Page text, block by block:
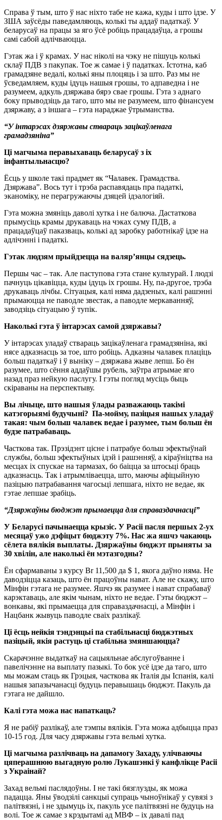
Справа ў тым, што ў нас ніхто табе не кажа, куды і што ідзе. У
ЗША заўсёды паведамляюць, колькі ты аддаў падаткаў. У
беларусаў на працы за яго ўсё робіць працадаўца, а грошы
самі сабой адлічваюцца.
Гэтак жа і ў крамах. У нас ніколі на чэку не пішуць колькі
склаў ПДВ з пакупак. Тое ж самае і ў падатках. Істотна, каб
грамадзяне ведалі, колькі яны плоцяць і за што. Раз мы не
ўсведамляем, куды ідуць нашыя грошы, то адпаведна і не
разумеем, адкуль дзяржава бярэ свае грошы. Гэта з аднаго
боку прыводзіць да таго, што мы не разумеем, што фінансуем
дзяржаву, а з іншага – гэта нараджае ўтрыманства.
“У інтарэсах дзяржавы ствараць зацікаўленага
грамадзяніна”
Ці магчыма перавыхаваць беларусаў з іх
інфантыльнасцю?
Ёсць у школе такі прадмет як “Чалавек. Грамадства.
Дзяржава”. Вось тут і трэба распавядаць пра падаткі,
эканоміку, не перагружаючы дзяцей ідэалогіяй.
Гэта можна змяніць даволі хутка і не балюча. Дастаткова
прымусіць крамы друкаваць на чэках суму ПДВ, а
працадаўцаў паказваць, колькі ад заробку работнікаў ідзе на
адлічэнні і падаткі.
Гэтак людзям прыйдзецца на валяр’янцы сядзець.
Першы час – так. Але паступова гэта стане культурай. І людзі
пачнуць цікавіцца, куды ідуць іх грошы. Ну, па-другое, трэба
друкаваць лічбы. Сітуацыя, калі няма дадзеных, калі рашэнні
прымаюцца не паводле звестак, а паводле меркаванняў,
заводзіць сітуацыю ў тупік.
Наколькі гэта ў інтарэсах самой дзяржавы?
У інтарэсах уладаў ствараць зацікаўленага грамадзяніна, які
нясе адказнасць за тое, што робіць. Адказны чалавек плаціць
больш падаткаў і ў выніку – дзяржава жыве лепш. Бо ён
разумее, што сёння аддаўшы рубель, заўтра атрымае яго
назад праз нейкую паслугу. І гэты погляд мусіць быць
скіраваны на перспектыву.
Вы лічыце, што нашыя ўлады разважаюць такімі
катэгорыямі будучыні? Па-мойму, пазіцыя нашых уладаў
такая: чым больш чалавек ведае і разумее, тым больш ён
будзе патрабаваць.
Часткова так. Прэзідэнт цісне і патрабуе больш эфектыўнай
службы, больш эфектыўных ідэй і рашэнняў, а кіраўніцтва на
месцах іх спускае на тармазах, бо баіцца за штосьці браць
адказнасць. Так і атрымліваецца, што, маючы афіцыйную
пазіцыю патрабавання чагосьці лепшага, ніхто не ведае, як
гэтае лепшае зрабіць.
“Дзяржаўны бюджэт прымаецца для справаздачнасці”
У Беларусі пачынаецца крызіс. У Расіі пасля першых 2-ух
месяцаў ужо дэфіцыт бюджэту 7%. Нас жа яшчэ чакаюць
сёлета вялікія выплаты. Дзяржаўны бюджэт прыняты за
30 хвілін, але наколькі ён мэтазгодны?
Ён сфармаваны з курсу Br 11,500 да $ 1, якога даўно няма. Не
даводзіцца казаць, што ён працоўны нават. Але не скажу, што
Мінфін гэтага не разумее. Яшчэ як разумее і нават спрабаваў
карэктаваць, але якім чынам, ніхто не ведае. Гэты бюджэт –
вонкавы, які прымаецца для справаздачнасці, а Мінфін і
Нацбанк жывуць паводле сваіх разлікаў.
Ці ёсць нейкія тэндэнцыі па стабільнасці бюджэтных
пазіцый, якія растуць ці стабільна змяншаюцца?
Скарачэнне выдаткаў на сацыяльнае абслугоўванне і
павелічэнне на выплату пазыкі. То бок усё ідзе да таго, што
мы можам стаць як Грэцыя, часткова як Італія ды Іспанія, калі
нашыя запазычанасці будуць перавышаць бюджэт. Пакуль да
гэтага не дайшло.
Калі гэта можа нас напаткаць?
Я не рабіў разлікаў, але тэмпы вялікія. Гэта можа адбыцца праз
10-15 год. Для часу дзяржавы гэта вельмі хутка.
Ці магчыма разлічваць на дапамогу Захаду, улічваючы
цяперашнюю выгадную ролю Лукашэнкі ў канфлікце Расіі
з Украінай?
Захад вельмі паслядоўны. І не такі бязглузды, як можа
падацца. Яны ўводзілі санкцыі супраць чыноўнікаў у сувязі з
палітвязні, і не здымуць іх, пакуль усе палітвязні не будуць на
волі. Тое ж самае з крэдытамі ад МВФ – іх давалі пад